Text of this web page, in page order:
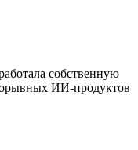
собственную
ИИ-продуктов